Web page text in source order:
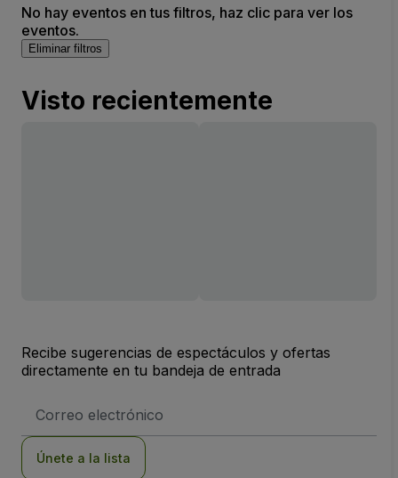
No hay eventos en tus filtros, haz clic para ver los
eventos.
Eliminar filtros
Visto recientemente
Recibe sugerencias de espectáculos y ofertas
directamente en tu bandeja de entrada
de
Únete a la lista